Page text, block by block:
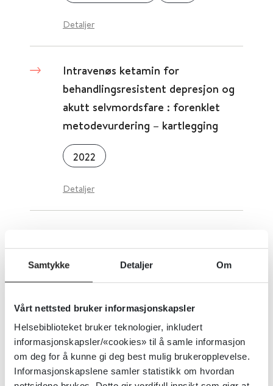
Samtykke Detaljer Om
Vårt nettsted bruker informasjonskapsler
Helsebiblioteket bruker teknologier, inkludert
informasjonskapsler/«cookies» til å samle informasjon
om deg for å kunne gi deg best mulig brukeropplevelse.
Informasjonskapslene samler statistikk om hvordan
Detaljer
Intravenøs ketamin for
behandlingsresistent depresjon og
akutt selvmordsfare : forenklet
metodevurdering – kartlegging
2022
Detaljer
veksthemming/IUGR/FGR
Metodebok.no
Intrauterin prevensjon (spiral) i
UpToDate